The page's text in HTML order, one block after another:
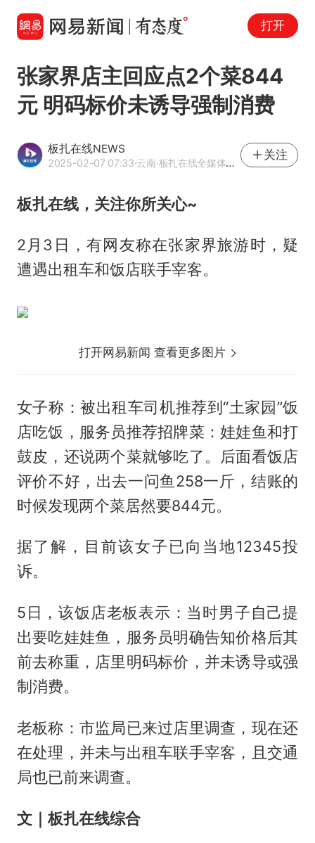
打开
张家界店主回应点2个菜844
元 明码标价未诱导强制消费
板扎在线NEWS
2025-02-07 07:33·云南·板扎在线全媒体中心官方账号
关注
板扎在线，关注你所关心~
2月3日，有网友称在张家界旅游时，疑
遭遇出租车和饭店联手宰客。
打开网易新闻 查看更多图片
女子称：被出租车司机推荐到“土家园”饭
店吃饭，服务员推荐招牌菜：娃娃鱼和打
鼓皮，还说两个菜就够吃了。后面看饭店
评价不好，出去一问鱼258一斤，结账的
时候发现两个菜居然要844元。
据了解，目前该女子已向当地12345投
诉。
5日，该饭店老板表示：当时男子自己提
出要吃娃娃鱼，服务员明确告知价格后其
前去称重，店里明码标价，并未诱导或强
制消费。
老板称：市监局已来过店里调查，现在还
在处理，并未与出租车联手宰客，且交通
局也已前来调查。
文｜板扎在线综合